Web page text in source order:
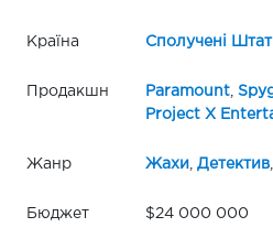
Країна Сполучені
Продакшн Paramount,
Project X
Жанр Жахи Детектив,
Бюджет $24 000 000